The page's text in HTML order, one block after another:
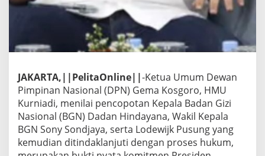
JAKARTA,||PelitaOnline||-Ketua Umum Dewan
Pimpinan Nasional (DPN) Gema Kosgoro, HMU
Kurniadi, menilai pencopotan Kepala Badan Gizi
Nasional (BGN) Dadan Hindayana, Wakil Kepala
BGN Sony Sondjaya, serta Lodewijk Pusung yang
kemudian ditindaklanjuti dengan proses hukum,